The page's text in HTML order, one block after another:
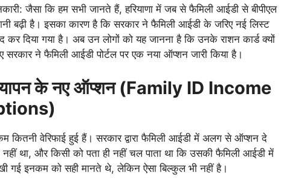
जैसा कि हम सभी जानते हैं, हरियाणा में जब से फैमिली आईडी से बीपीएल
बढ़ी है। इसका कारण है कि सरकार ने फैमिली आईडी के जरिए नई लिस्ट
कर दिया गया है। अब उन लोगों को यह जानना है कि उनके राशन कार्ड क्यों
ने फैमिली आईडी पोर्टल पर एक नया ऑप्शन जारी किया है।
के नए ऑप्शन (Family ID Income
वेरिफाई हुई हैं। सरकार द्वारा फैमिली आईडी में अलग से ऑप्शन दे
था, और किसी को पता ही नहीं चल पाता था कि उसकी फैमिली आईडी में
गई इनकम को सही मानते थे, लेकिन ऐसा बिल्कुल भी नहीं है।